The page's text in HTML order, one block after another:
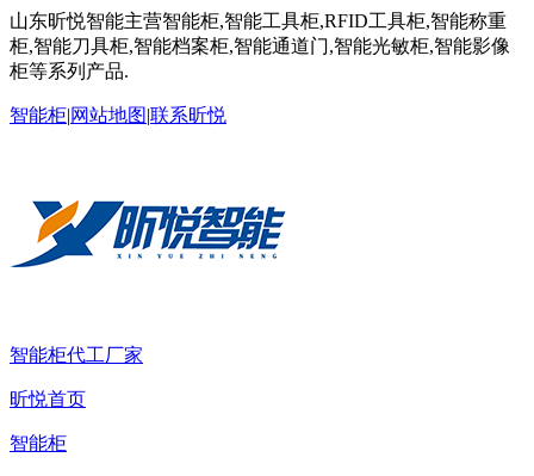
山东昕悦智能主营智能柜,智能工具柜,RFID工具柜,智能称重
柜,智能刀具柜,智能档案柜,智能通道门,智能光敏柜,智能影像
柜等系列产品.
智能柜|网站地图|联系昕悦
智能柜代工厂家
昕悦首页
智能柜